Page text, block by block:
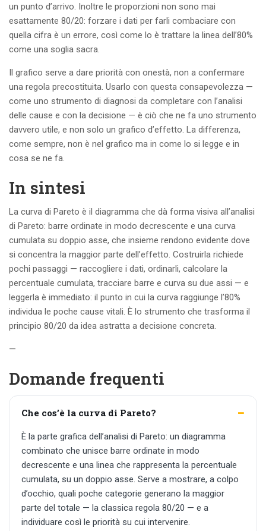
un punto d’arrivo. Inoltre le proporzioni non sono mai
esattamente 80/20: forzare i dati per farli combaciare con
quella cifra è un errore, così come lo è trattare la linea dell’80%
come una soglia sacra.
Il grafico serve a dare priorità con onestà, non a confermare
una regola precostituita. Usarlo con questa consapevolezza —
come uno strumento di diagnosi da completare con l’analisi
delle cause e con la decisione — è ciò che ne fa uno strumento
davvero utile, e non solo un grafico d’effetto. La differenza,
come sempre, non è nel grafico ma in come lo si legge e in
cosa se ne fa.
In sintesi
La curva di Pareto è il diagramma che dà forma visiva all’analisi
di Pareto: barre ordinate in modo decrescente e una curva
cumulata su doppio asse, che insieme rendono evidente dove
si concentra la maggior parte dell’effetto. Costruirla richiede
pochi passaggi — raccogliere i dati, ordinarli, calcolare la
percentuale cumulata, tracciare barre e curva su due assi — e
leggerla è immediato: il punto in cui la curva raggiunge l’80%
individua le poche cause vitali. È lo strumento che trasforma il
principio 80/20 da idea astratta a decisione concreta.
—
Domande frequenti
Che cos’è la curva di Pareto?
È la parte grafica dell’analisi di Pareto: un diagramma
combinato che unisce barre ordinate in modo
decrescente e una linea che rappresenta la percentuale
cumulata, su un doppio asse. Serve a mostrare, a colpo
d’occhio, quali poche categorie generano la maggior
parte del totale — la classica regola 80/20 — e a
individuare così le priorità su cui intervenire.